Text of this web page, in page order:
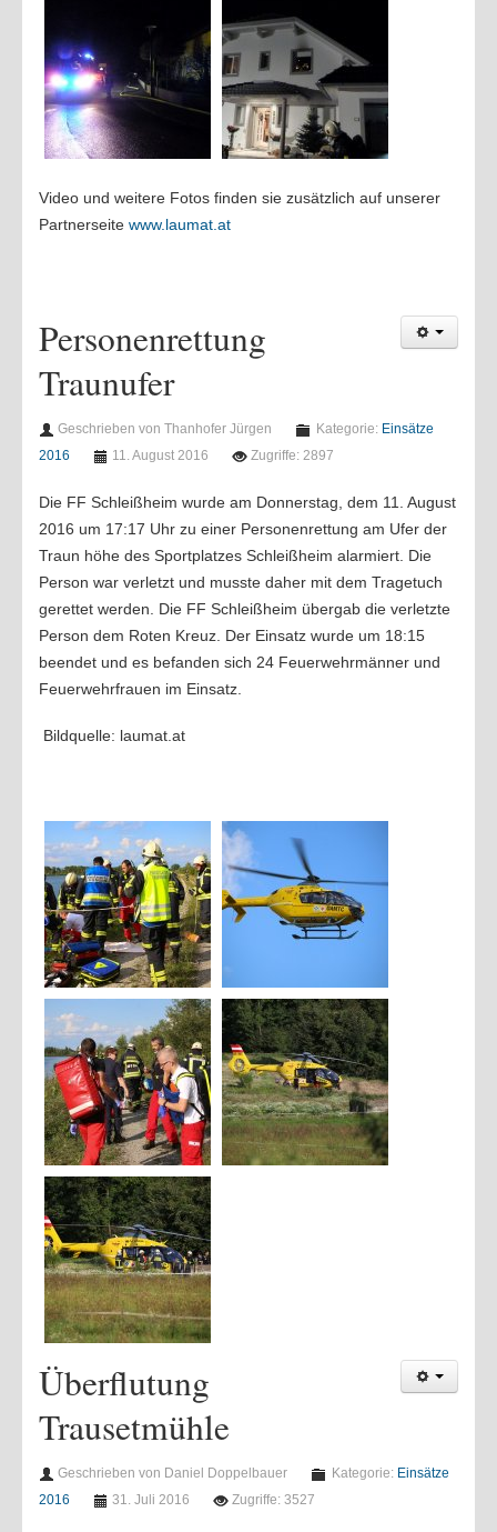
Video und weitere Fotos finden sie zusätzlich auf unserer
Partnerseite www.laumat.at
Personenrettung
Traunufer
Geschrieben von Thanhofer Jürgen Kategorie: Einsätze
2016
11. August 2016 Zugriffe: 2897
Die FF Schleißheim wurde am Donnerstag, dem 11. August
2016 um 17:17 Uhr zu einer Personenrettung am Ufer der
Traun höhe des Sportplatzes Schleißheim alarmiert. Die
Person war verletzt und musste daher mit dem Tragetuch
gerettet werden. Die FF Schleißheim übergab die verletzte
Person dem Roten Kreuz. Der Einsatz wurde um 18:15
beendet und es befanden sich 24 Feuerwehrmänner und
Feuerwehrfrauen im Einsatz.
Bildquelle: laumat.at
Überflutung
Trausetmühle
Geschrieben von Daniel Doppelbauer Kategorie: Einsätze
2016
31. Juli 2016 Zugriffe: 3527